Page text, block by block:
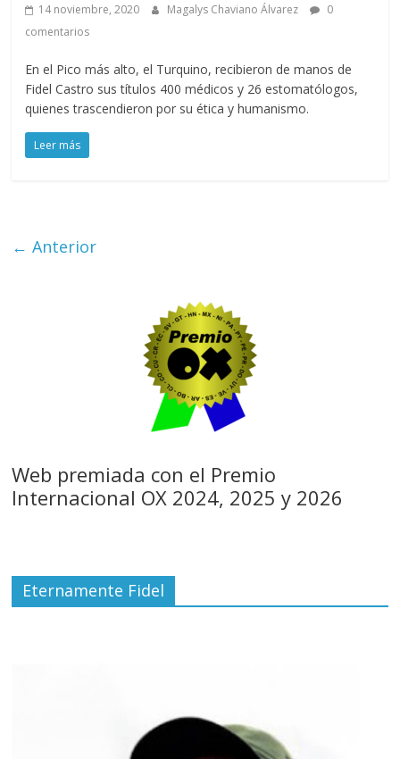
14 noviembre, 2020 Magalys Chaviano Álvarez
0
comentarios
En el Pico más alto, el Turquino, recibieron de manos de
Fidel Castro sus títulos 400 médicos y 26 estomatólogos,
quienes trascendieron por su ética y humanismo.
Leer más
← Anterior
Web premiada con el Premio
Internacional OX 2024, 2025 y 2026
Eternamente Fidel